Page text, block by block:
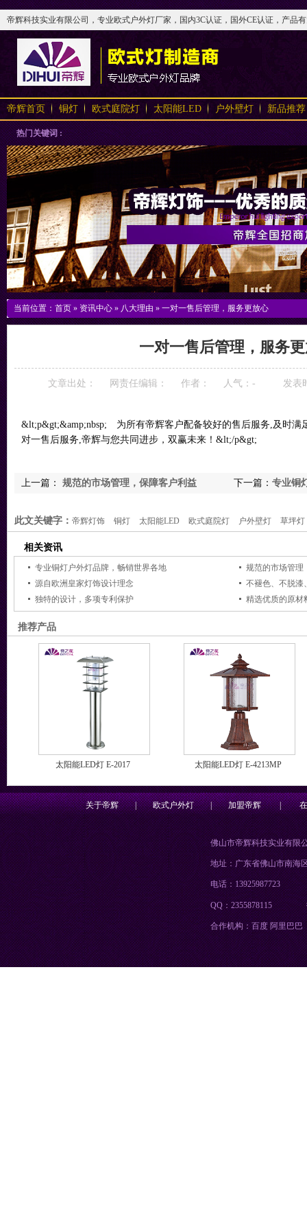
帝辉科技实业有限公司，专业欧式户外灯厂家，国内3C认证，国外CE认证，产
帝辉首页 铜灯 欧式庭院灯 太阳能LED 户外壁灯 新品推荐
热门关键词 :
当前位置： 首页 » 资讯中心 » 八大理由 » 一对一售后管理，服务更放心
一对一售后管理，服务
文章出处： 网责任编辑： 作者： 人气： - 发表
&lt;p&gt;&amp;nbsp; 为所有帝辉客户配备较好的售后服务,及时满
对一售后服务,帝辉与您共同进步，双赢未来！&lt;/p&gt;
下一篇： 专业铜
上一篇： 规范的市场管理，保障客户利益
此文关键字： 帝辉灯饰 铜灯 太阳能LED 欧式庭院灯 户外壁灯 草坪灯
相关资讯
专业铜灯户外灯品牌，畅销世界各地
规范的市场管理
源自欧洲皇家灯饰设计理念
不褪色、不脱漆
独特的设计，多项专利保护
精选优质的原材
推荐产品
太阳能LED灯 E-2017 太阳能LED灯 E-4213MP
关于帝辉 | 欧式户外灯 | 加盟帝辉 |
佛山市帝辉科技实业有限
地址：广东省佛山市南海
电话：13925987723
QQ：2355878115
合作机构：百度 阿里巴巴